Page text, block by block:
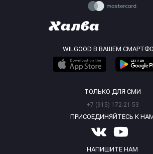
WILGOOD В ВАШЕМ
ТОЛЬКО ДЛЯ СМИ
+7 (915) 172-21-53
ПРИСОЕДИНЯЙТЕСЬ К
НАПИШИТЕ НАМ